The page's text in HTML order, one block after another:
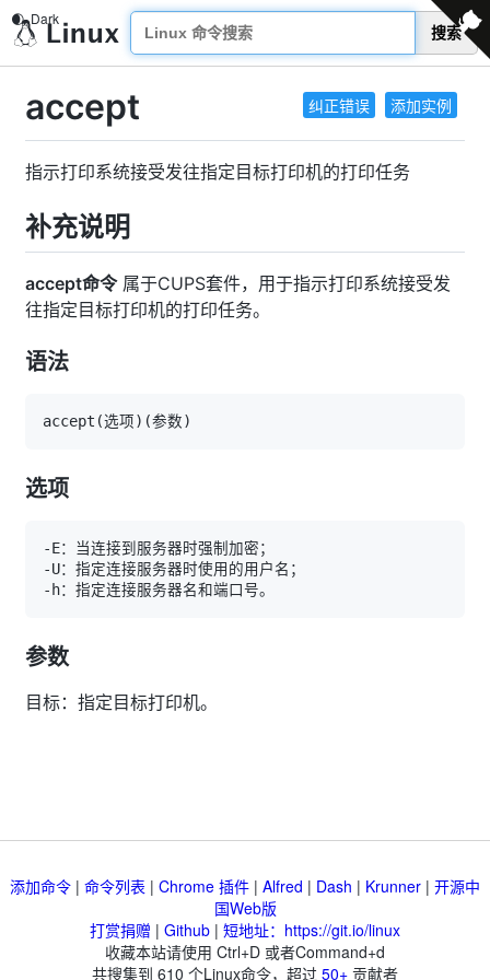
搜索
纠正错误 添加实例
accept
指示打印系统接受发往指定目标打印机的打印任务
补充说明
accept命令属于CUPS套件，用于指示打印系统接受发
往指定目标打印机的打印任务。
语法
选项
参数
目标：指定目标打印机。
添加命令 | 命令列表 | Chrome 插件 | Alfred | Dash | Krunner | 开源中
国Web版
打赏捐赠 | Github | 短地址：https://git.io/linux
收藏本站请使用 Ctrl+D 或者Command+d
共搜集到 610 个Linux命令，超过 50+ 贡献者